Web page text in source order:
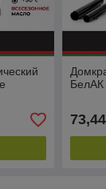
БелАК
73,44